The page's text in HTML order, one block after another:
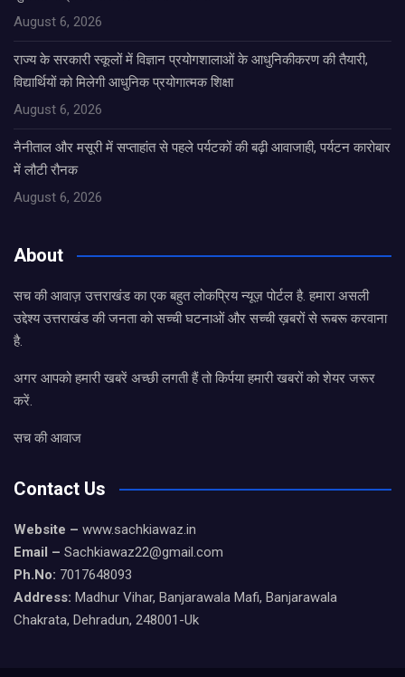
August 6, 2026
राज्य के सरकारी स्कूलों में विज्ञान प्रयोगशालाओं के आधुनिकीकरण की तैयारी,
विद्यार्थियों को मिलेगी आधुनिक प्रयोगात्मक शिक्षा
August 6, 2026
नैनीताल और मसूरी में सप्ताहांत से पहले पर्यटकों की बढ़ी आवाजाही, पर्यटन कारोबार
में लौटी रौनक
August 6, 2026
About
सच की आवाज़ उत्तराखंड का एक बहुत लोकप्रिय न्यूज़ पोर्टल है. हमारा असली
उद्देश्य उत्तराखंड की जनता को सच्ची घटनाओं और सच्ची ख़बरों से रूबरू करवाना
है.
अगर आपको हमारी खबरें अच्छी लगती हैं तो किर्पया हमारी खबरों को शेयर जरूर
करें.
सच की आवाज
Contact Us
Website – www.sachkiawaz.in
Email – Sachkiawaz22@gmail.com
Ph.No: 7017648093
Address: Madhur Vihar, Banjarawala Mafi, Banjarawala
Chakrata, Dehradun, 248001-Uk